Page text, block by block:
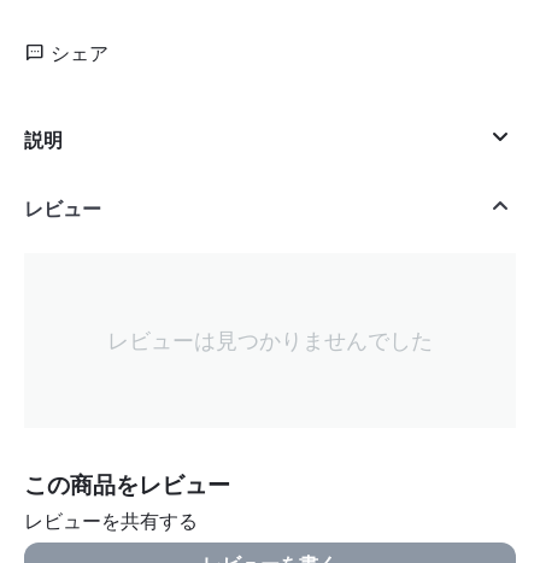
シェア
説明
レビュー
レビューは見つかりませんでした
この商品をレビュー
レビューを共有する